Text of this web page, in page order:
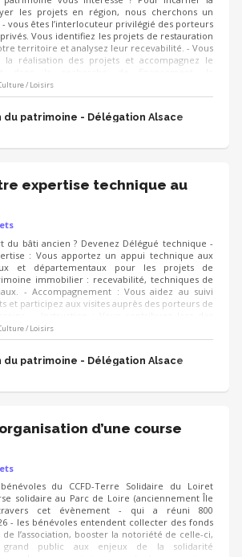
les projets en région, nous cherchons un
vous êtes l’interlocuteur privilégié des porteurs
Vous identifiez les projets de restauration
territoire et analysez leur recevabilité. - Vous
réalisation des projets et accompagnez le
de sa collecte, jusqu'à la clôture du
au développement des adhésions et des
donateurs, partenariats, etc.) pour pérenniser
/ Loisirs
du patrimoine - Délégation Alsace
expertise technique au
du bâti ancien ? Devenez Délégué technique -
: Vous apportez un appui technique aux
et départementaux pour les projets de
immobilier : recevabilité, techniques de
- Accompagnement : Vous aidez au suivi
et participez aux visites auprès des porteurs de
à l'instruction des dossiers et facilitez les
(DRAC, Architectes des Bâtiments de
: Vous partagez les bonnes pratiques
/ Loisirs
du patrimoine - Délégation Alsace
d’une course
du CCFD-Terre Solidaire du Loiret
solidaire au Parc de Loire (anciennement Île
travers cet évènement - qui a réuni 800
- les bénévoles entendent collecter des fonds
l’association, booster la notoriété de celle-ci,
public aux enjeux de la solidarité